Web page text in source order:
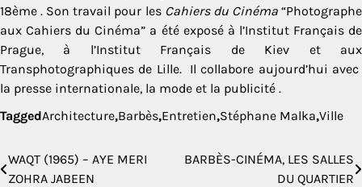
18ème . Son travail pour les Cahiers du Cinéma“Photographe
aux Cahiers du Cinéma” a été exposé à l’Institut Français de
Prague, à l’Institut Français de Kiev et aux
Transphotographiques de Lille. Il collabore aujourd’hui avec
la presse internationale, la mode et la publicité .
TaggedArchitecture,Barbès,Entretien,Stéphane Malka,Ville
Navigation
WAQT (1965) – AYE MERI
ZOHRA JABEEN
BARBÈS-CINÉMA, LES SALLES
DU QUARTIER